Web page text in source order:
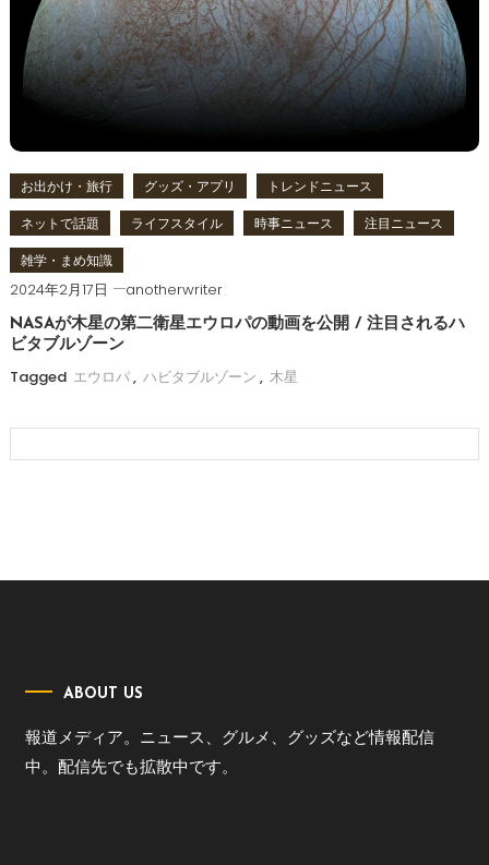
お出かけ・旅行 グッズ・アプリ
トレンドニュース
ネットで話題
ライフスタイル 時事ニュース
注目ニュース
雑学・まめ知識
2024年2月17日 anotherwriter
NASAが木星の第二衛星エウロパの動画を公開 / 注目されるハ
ビタブルゾーン
Tagged エウロパ, ハビタブルゾーン , 木星
ABOUT US
報道メディア。ニュース、グルメ、グッズなど情報配信
中。配信先でも拡散中です。